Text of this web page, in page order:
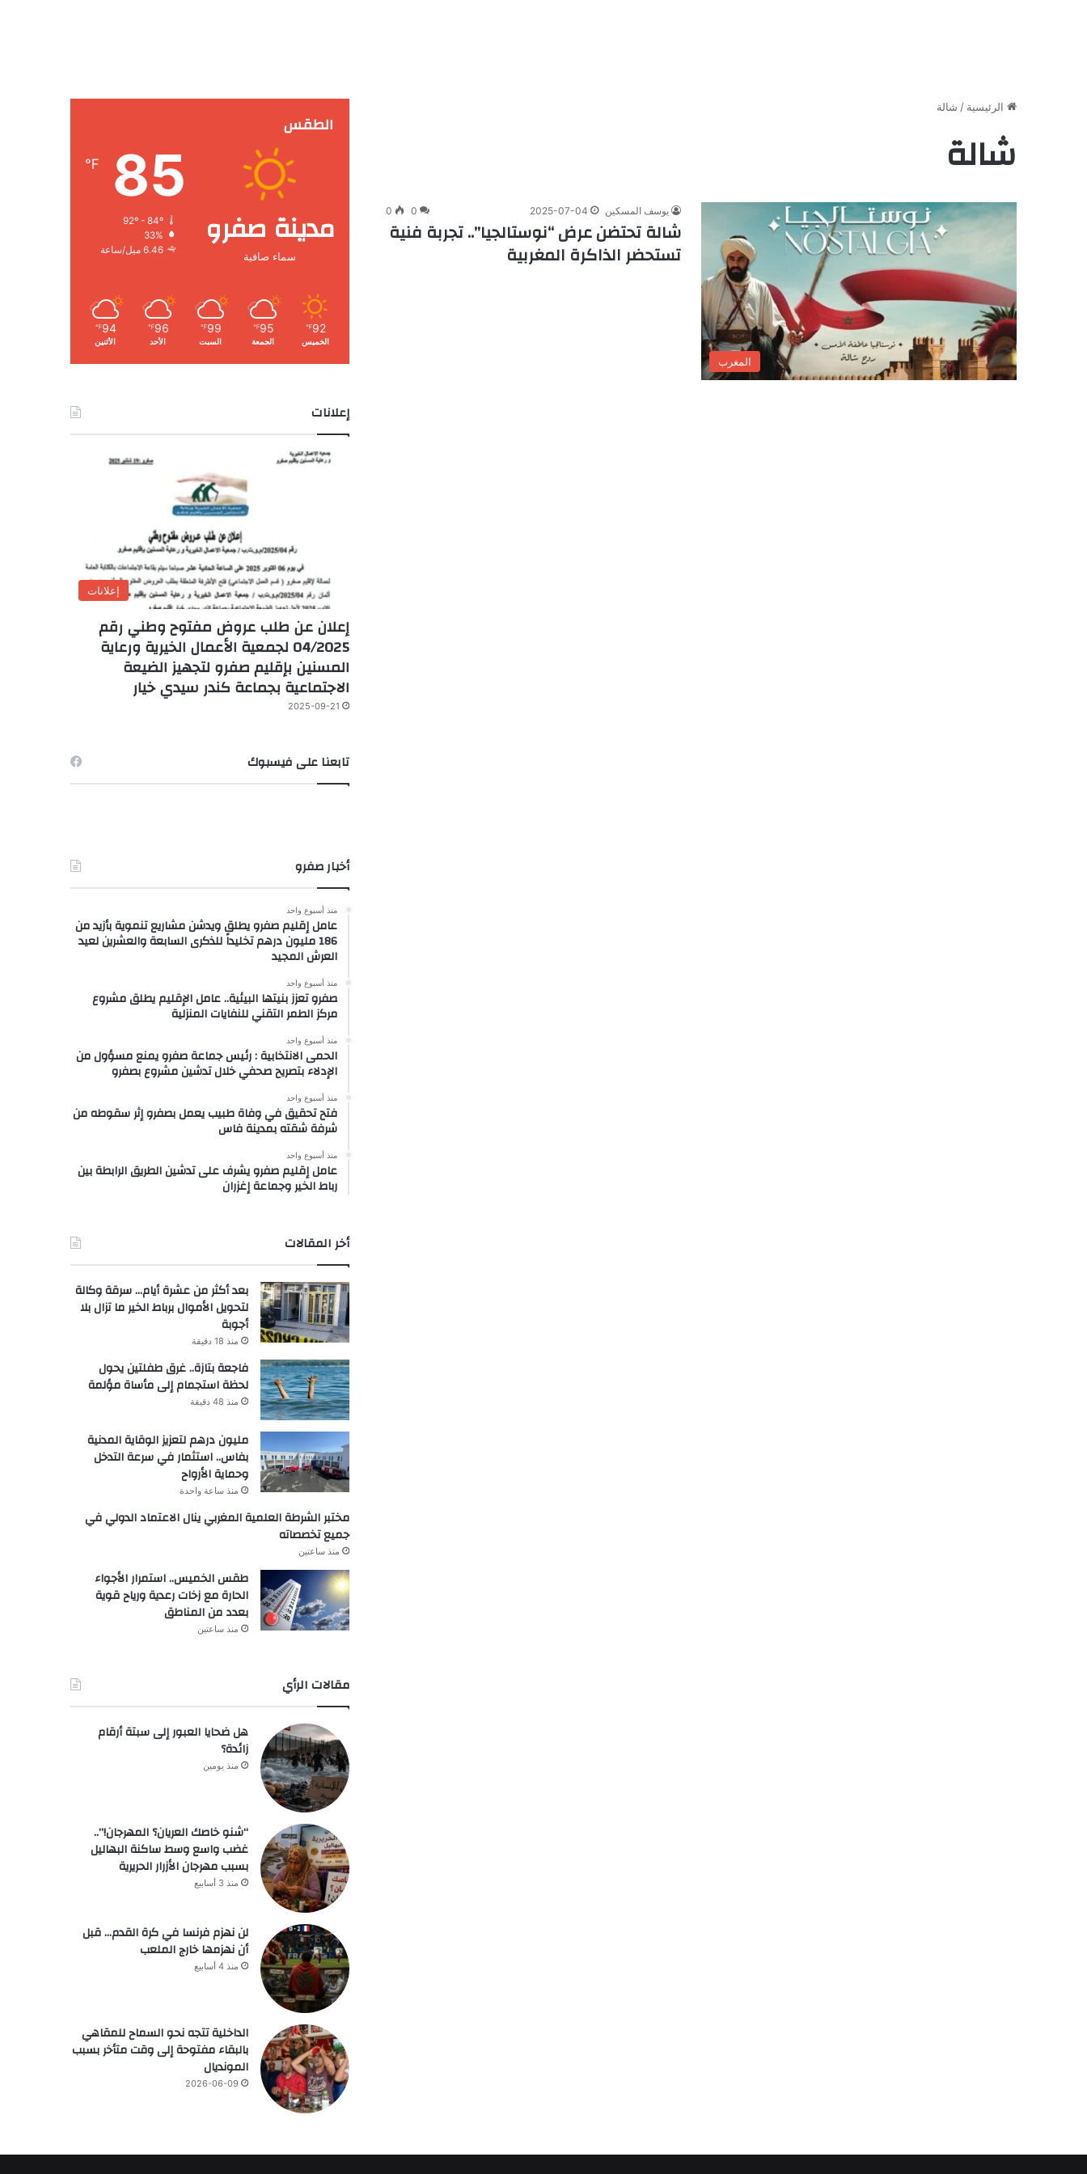
الرئيسية / شالة
شالة
المغرب
يوسف المسكين 2025-07-04
0
0
شالة تحتضن عرض “نوستالجيا”.. تجربة فنية
تستحضر الذاكرة المغربية
الطقس
مدينة صفرو
سماء صافية
85
℉
92º - 84º
33%
6.46 ميل/ساعة
92
℉
الخميس
95
℉
الجمعة
99
℉
السبت
96
℉
الأحد
94
℉
الأثنين
إعلانات
إعلانات
إعلان عن طلب عروض مفتوح وطني رقم
04/2025 لجمعية الأعمال الخيرية ورعاية
المسنين بإقليم صفرو لتجهيز الضيعة
الاجتماعية بجماعة كندر سيدي خيار
2025-09-21
تابعنا على فيسبوك
أخبار صفرو
منذ أسبوع واحد
عامل إقليم صفرو يطلق ويدشن مشاريع تنموية بأزيد من
186 مليون درهم تخليداً للذكرى السابعة والعشرين لعيد
العرش المجيد
منذ أسبوع واحد
صفرو تعزز بنيتها البيئية.. عامل الإقليم يطلق مشروع
مركز الطمر التقني للنفايات المنزلية
منذ أسبوع واحد
الحمى الانتخابية : رئيس جماعة صفرو يمنع مسؤول من
الإدلاء بتصريح صحفي خلال تدشين مشروع بصفرو
منذ أسبوع واحد
فتح تحقيق في وفاة طبيب يعمل بصفرو إثر سقوطه من
شرفة شقته بمدينة فاس
منذ أسبوع واحد
عامل إقليم صفرو يشرف على تدشين الطريق الرابطة بين
رباط الخير وجماعة إغزران
أخر المقالات
بعد أكثر من عشرة أيام… سرقة وكالة
لتحويل الأموال برباط الخير ما تزال بلا
أجوبة
منذ 18 دقيقة
فاجعة بتازة.. غرق طفلتين يحول
لحظة استجمام إلى مأساة مؤلمة
منذ 48 دقيقة
مليون درهم لتعزيز الوقاية المدنية
بفاس.. استثمار في سرعة التدخل
وحماية الأرواح
منذ ساعة واحدة
مختبر الشرطة العلمية المغربي ينال الاعتماد الدولي في
جميع تخصصاته
منذ ساعتين
طقس الخميس.. استمرار الأجواء
الحارة مع زخات رعدية ورياح قوية
بعدد من المناطق
منذ ساعتين
مقالات الرأي
هل ضحايا العبور إلى سبتة أرقام
زائدة؟
منذ يومين
“شنو خاصك العريان؟ المهرجان!”..
غضب واسع وسط ساكنة البهاليل
بسبب مهرجان الأزرار الحريرية
منذ 3 أسابيع
لن نهزم فرنسا في كرة القدم… قبل
أن نهزمها خارج الملعب
منذ 4 أسابيع
الداخلية تتجه نحو السماح للمقاهي
بالبقاء مفتوحة إلى وقت متأخر بسبب
المونديال
2026-06-09